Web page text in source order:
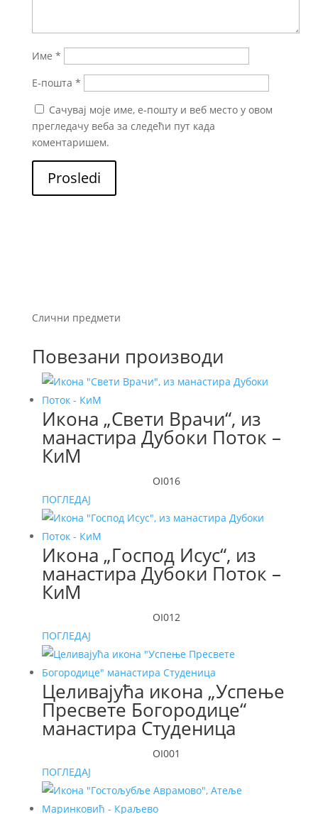
Име *
Е-пошта *
Сачувај моје име, е-пошту и веб место у овом
прегледачу веба за следећи пут када
коментаришем.
Prosledi
Слични предмети
Повезани производи
Икона „Свети Врачи“, из
манастира Дубоки Поток –
КиМ
OI016
ПОГЛЕДАЈ
Икона „Господ Исус“, из
манастира Дубоки Поток –
КиМ
OI012
ПОГЛЕДАЈ
Целивајућа икона „Успење
Пресвете Богородице“
манастира Студеница
OI001
ПОГЛЕДАЈ